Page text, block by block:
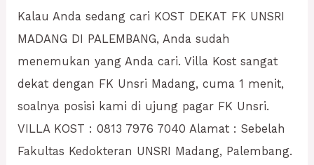
Kalau Anda sedang cari KOST DEKAT FK UNSRI
MADANG DI PALEMBANG, Anda sudah
menemukan yang Anda cari. Villa Kost sangat
dekat dengan FK Unsri Madang, cuma 1 menit,
soalnya posisi kami di ujung pagar FK Unsri.
VILLA KOST : 0813 7976 7040 Alamat : Sebelah
Fakultas Kedokteran UNSRI Madang, Palembang.